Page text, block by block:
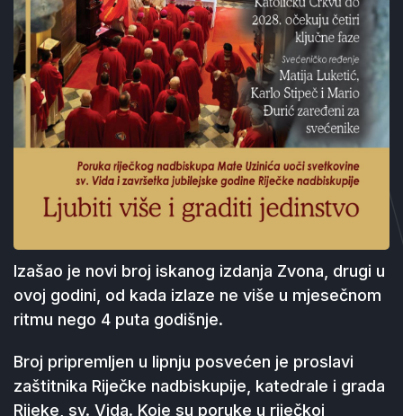
Izašao je novi broj iskanog izdanja Zvona, drugi u
ovoj godini, od kada izlaze ne više u mjesečnom
ritmu nego 4 puta godišnje.
Broj pripremljen u lipnju posvećen je proslavi
zaštitnika Riječke nadbiskupije, katedrale i grada
Rijeke, sv. Vida. Koje su poruke u riječkoj